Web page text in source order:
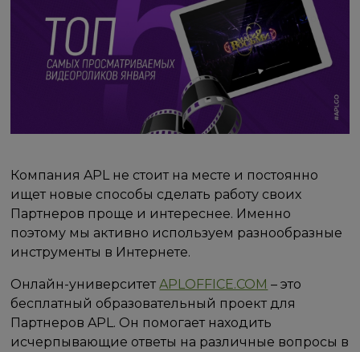
Компания APL не стоит на месте и постоянно
ищет новые способы сделать работу своих
Партнеров проще и интереснее. Именно
поэтому мы активно используем разнообразные
инструменты в Интернете.
Онлайн-университетAPLOFFICE.COM – это
бесплатный образовательный проект для
Партнеров APL. Он помогает находить
исчерпывающие ответы на различные вопросы в